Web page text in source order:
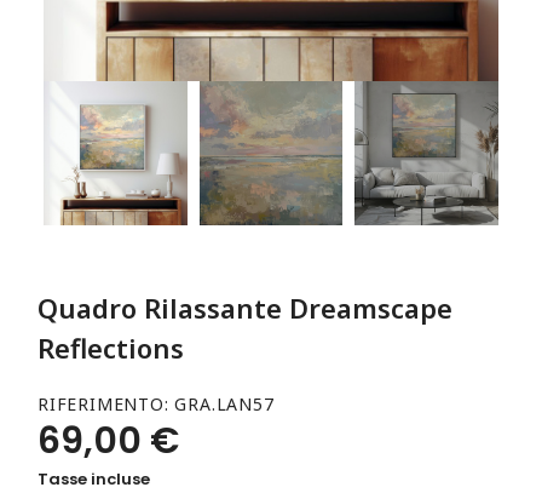
Quadro Rilassante Dreamscape
Reflections
RIFERIMENTO GRA.LAN57
69,00 €
Tasse incluse